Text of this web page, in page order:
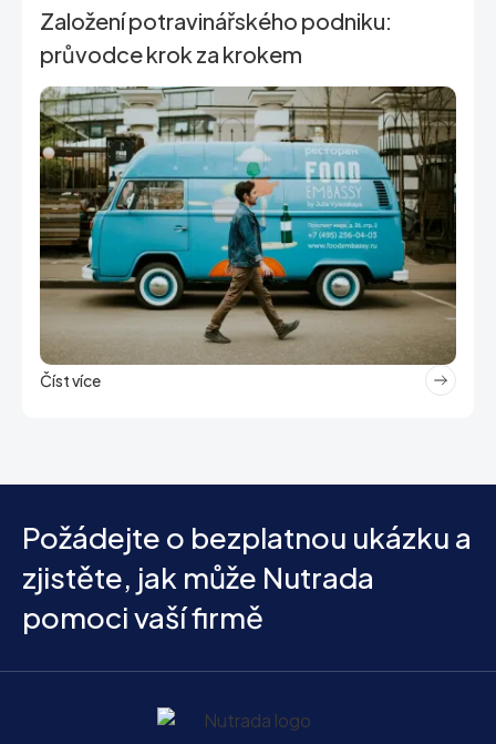
Založení potravinářského podniku:
průvodce krok za krokem
Číst více
Požádejte o bezplatnou ukázku a
zjistěte, jak může Nutrada
pomoci vaší firmě
Domů